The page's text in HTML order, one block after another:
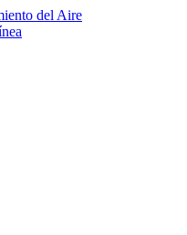
del Aire